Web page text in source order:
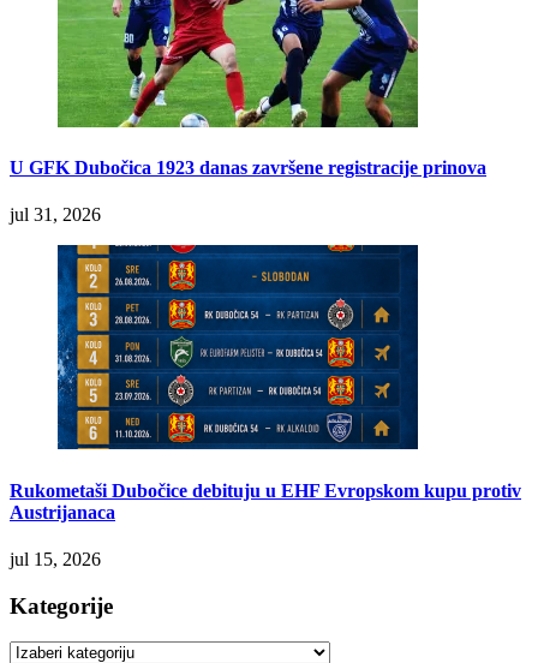
U GFK Dubočica 1923 danas završene registracije prinova
jul 31, 2026
Rukometaši Dubočice debituju u EHF Evropskom kupu protiv
Austrijanaca
jul 15, 2026
Kategorije
Kategorije